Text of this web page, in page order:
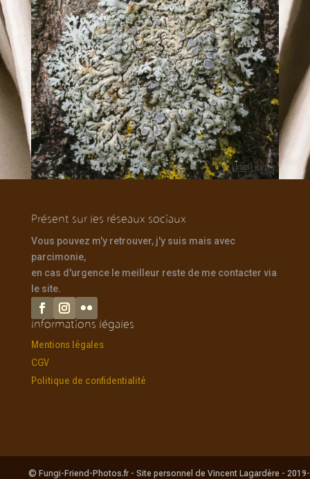
Présent sur les réseaux sociaux
Vous pouvez m'y retrouver, j'y suis mais avec
parcimonie,
en cas d'urgence le meilleur reste de me contacter via
le site.
Informations légales
Mentions légales
CGV
Politique de confidentialité
© Fungi-Friend-Photos.fr - Site personnel de Vincent Lagardère - 2019-